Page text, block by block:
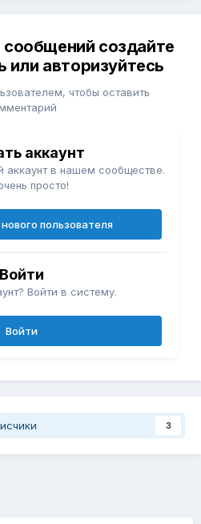
создайте
или авторизуйтесь
чтобы оставить
аккаунт
аккаунт в нашем сообществе.
просто!
пользователя
Войти
Войти в систему.
Войти
3